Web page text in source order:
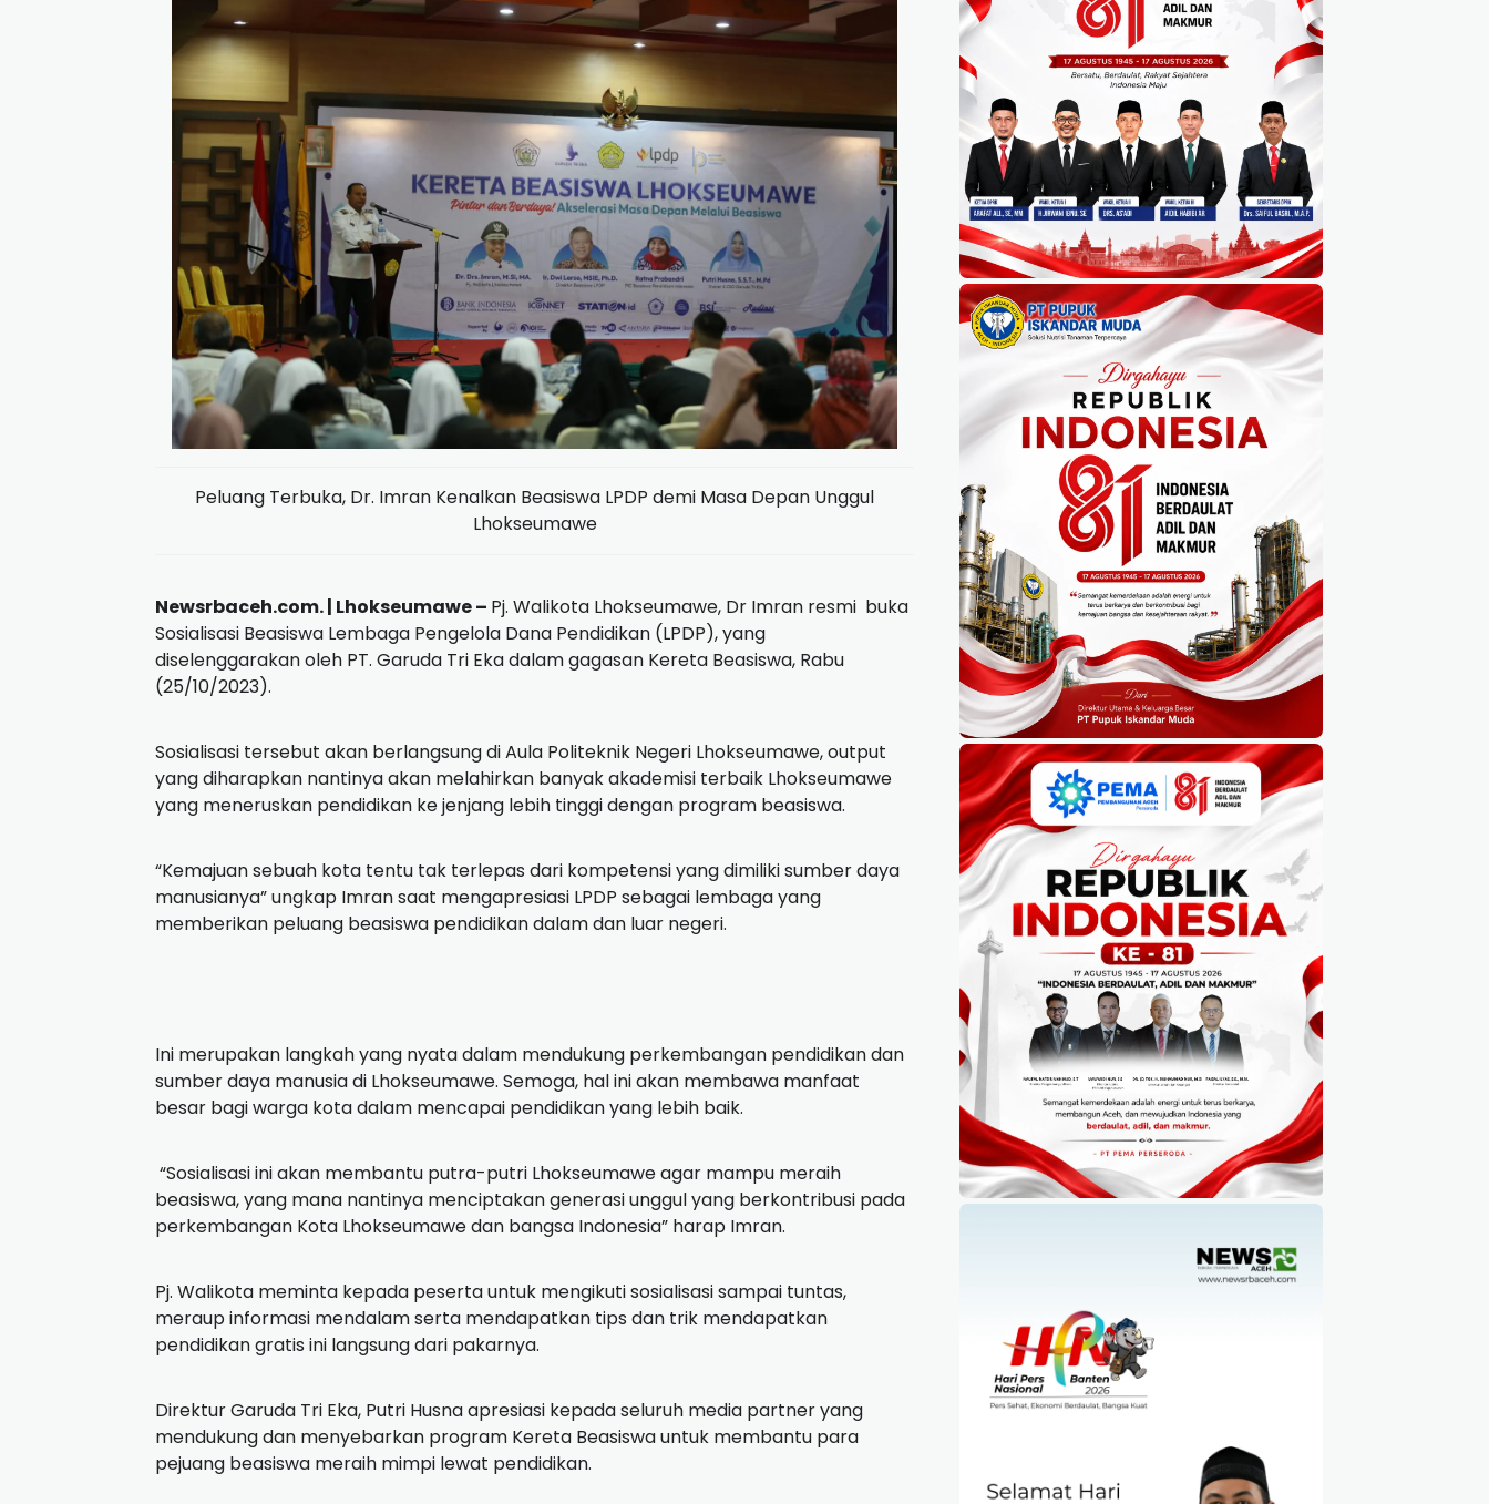
Peluang Terbuka, Dr. Imran Kenalkan Beasiswa LPDP demi Masa Depan Unggul
Lhokseumawe
Newsrbaceh.com. | Lhokseumawe – Pj. Walikota Lhokseumawe, Dr Imran resmi buka
Sosialisasi Beasiswa Lembaga Pengelola Dana Pendidikan (LPDP), yang
diselenggarakan oleh PT. Garuda Tri Eka dalam gagasan Kereta Beasiswa, Rabu
(25/10/2023).
Sosialisasi tersebut akan berlangsung di Aula Politeknik Negeri Lhokseumawe, output
yang diharapkan nantinya akan melahirkan banyak akademisi terbaik Lhokseumawe
yang meneruskan pendidikan ke jenjang lebih tinggi dengan program beasiswa.
“Kemajuan sebuah kota tentu tak terlepas dari kompetensi yang dimiliki sumber daya
manusianya” ungkap Imran saat mengapresiasi LPDP sebagai lembaga yang
memberikan peluang beasiswa pendidikan dalam dan luar negeri.
Ini merupakan langkah yang nyata dalam mendukung perkembangan pendidikan dan
sumber daya manusia di Lhokseumawe. Semoga, hal ini akan membawa manfaat
besar bagi warga kota dalam mencapai pendidikan yang lebih baik.
“Sosialisasi ini akan membantu putra-putri Lhokseumawe agar mampu meraih
beasiswa, yang mana nantinya menciptakan generasi unggul yang berkontribusi pada
perkembangan Kota Lhokseumawe dan bangsa Indonesia” harap Imran.
Pj. Walikota meminta kepada peserta untuk mengikuti sosialisasi sampai tuntas,
meraup informasi mendalam serta mendapatkan tips dan trik mendapatkan
pendidikan gratis ini langsung dari pakarnya.
Direktur Garuda Tri Eka, Putri Husna apresiasi kepada seluruh media partner yang
mendukung dan menyebarkan program Kereta Beasiswa untuk membantu para
pejuang beasiswa meraih mimpi lewat pendidikan.